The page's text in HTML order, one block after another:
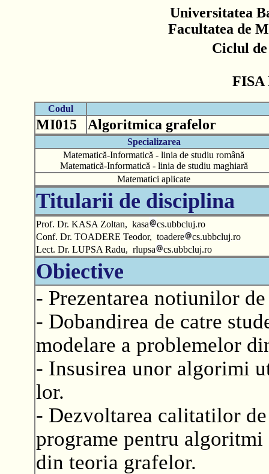
Universitatea
Facultatea de
Ciclul
FISA
Codul
MI015 Algoritmica grafelor
Specializarea
Matematică-Informatică - linia de studiu română
Matematică-Informatică - linia de studiu maghiară
Matematici aplicate
Titularii de disciplina
Prof. Dr. KASA Zoltan, kasa
cs.ubbcluj.ro
Conf. Dr. TOADERE Teodor, toadere
cs.ubbcluj.ro
Lect. Dr. LUPSA Radu, rlupsa
cs.ubbcluj.ro
Obiective
- Prezentarea notiunilor
- Dobandirea de catre
modelare a problemelor
- Insusirea unor algorimi
lor.
- Dezvoltarea calitatilor
programe pentru
din teoria grafelor.